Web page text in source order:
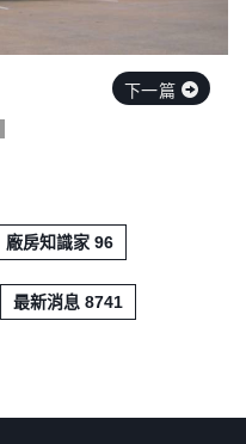
下一篇
廠房知識家 96
最新消息 8741